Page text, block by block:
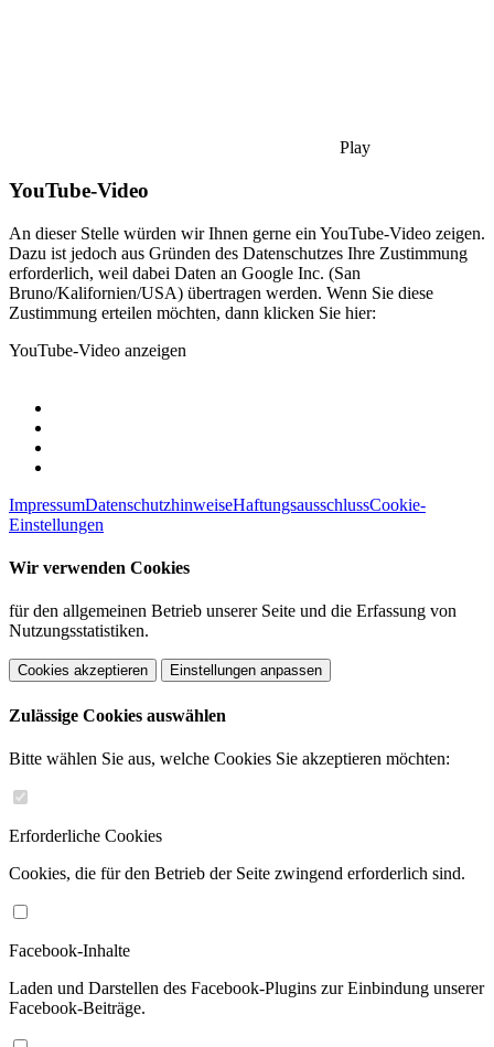
Play
YouTube-Video
An dieser Stelle würden wir Ihnen gerne ein YouTube-Video zeigen.
Dazu ist jedoch aus Gründen des Datenschutzes Ihre Zustimmung
erforderlich, weil dabei Daten an Google Inc. (San
Bruno/Kalifornien/USA) übertragen werden. Wenn Sie diese
Zustimmung erteilen möchten, dann klicken Sie hier:
YouTube-Video anzeigen
ImpressumDatenschutzhinweiseHaftungsausschlussCookie-
Einstellungen
Wir verwenden Cookies
für den allgemeinen Betrieb unserer Seite und die Erfassung von
Nutzungsstatistiken.
Cookies akzeptieren Einstellungen anpassen
Zulässige Cookies auswählen
Bitte wählen Sie aus, welche Cookies Sie akzeptieren möchten:
Erforderliche Cookies
Cookies, die für den Betrieb der Seite zwingend erforderlich sind.
Facebook-Inhalte
Laden und Darstellen des Facebook-Plugins zur Einbindung unserer
Facebook-Beiträge.